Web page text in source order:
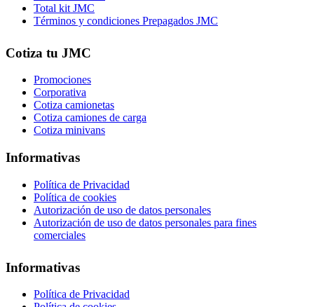
Total kit JMC
Términos y condiciones Prepagados JMC
Cotiza tu JMC
Promociones
Corporativa
Cotiza camionetas
Cotiza camiones de carga
Cotiza minivans
Informativas
Política de Privacidad
Política de cookies
Autorización de uso de datos personales
Autorización de uso de datos personales para fines
comerciales
Informativas
Política de Privacidad